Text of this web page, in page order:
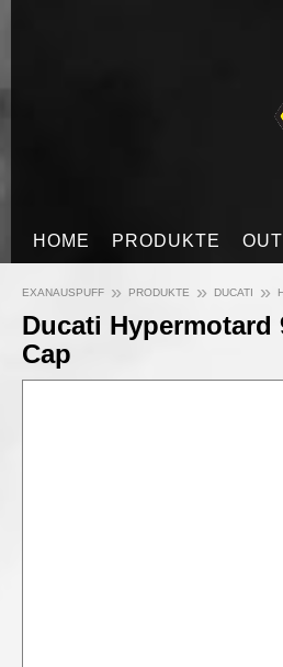
HOME PRODUKTE
EXANAUSPUFF » PRODUKTE » DUCATI »
Ducati
Cap